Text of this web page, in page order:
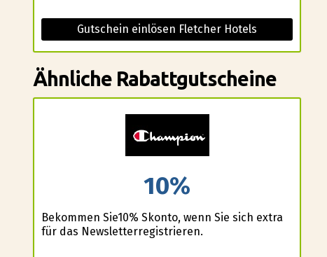
Gutschein einlösen Fletcher Hotels
Ähnliche Rabattgutscheine
10%
Bekommen Sie10% Skonto, wenn Sie sich extra
für das Newsletterregistrieren.